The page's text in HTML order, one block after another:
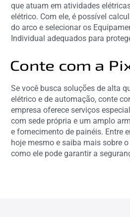
que atuam em atividades
elétrico. Com ele, é possível
do arco e selecionar os
Individual adequados para
Conte com a
Se você busca soluções de alta
elétrico e de automação, conte
empresa oferece serviços
com sede própria e um amplo
e fornecimento de painéis. Entre
hoje mesmo e saiba mais sobre o
como ele pode garantir a